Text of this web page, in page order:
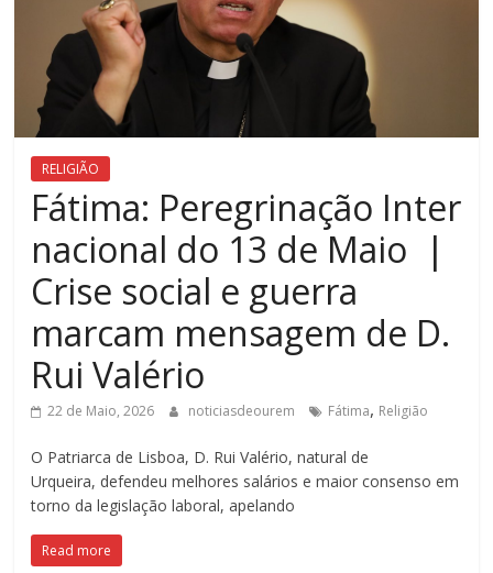
RELIGIÃO
Fátima: Peregrinação Inter
nacional do 13 de Maio |
Crise social e guerra
marcam mensagem de D.
Rui Valério
22 de Maio, 2026 noticiasdeourem Fátima, Religião
O Patriarca de Lisboa, D. Rui Valério, natural de
Urqueira, defendeu melhores salários e maior consenso em
torno da legislação laboral, apelando
Read more